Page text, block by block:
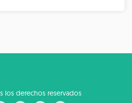
los derechos reservados